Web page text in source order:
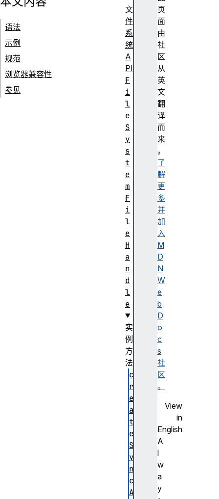
页
面
由
社
区
从
英
文
翻
译
而
来
。
了
解
更
多
并
加
入
M
D
N
W
e
b
D
o
c
s
社
区
。
View
in
English
A
l
w
a
y
语法
示例
规范
浏览器兼容性
参见
文
件
系
统
A
PI
F
i
l
e
S
y
s
t
e
m
F
i
l
e
H
a
n
d
l
e
实
例
方
法
c
r
e
a
t
e
S
y
n
c
A